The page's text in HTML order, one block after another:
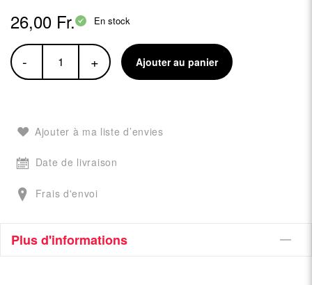
26,00 Fr. En stock
- + Ajouter au panier
Ajouter à ma liste d’envies
Date de livraison
Frais d'envoi
Plus d'informations